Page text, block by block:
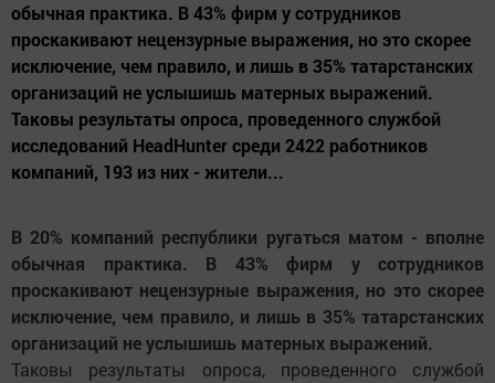
обычная практика. В 43% фирм у сотрудников
проскакивают нецензурные выражения, но это скорее
исключение, чем правило, и лишь в 35% татарстанских
организаций не услышишь матерных выражений.
Таковы результаты опроса, проведенного службой
исследований HeadHunter среди 2422 работников
компаний, 193 из них - жители...
В 20% компаний республики ругаться матом - вполне
обычная практика. В 43% фирм у сотрудников
проскакивают нецензурные выражения, но это скорее
исключение, чем правило, и лишь в 35% татарстанских
организаций не услышишь матерных выражений.
Таковы результаты опроса, проведенного службой